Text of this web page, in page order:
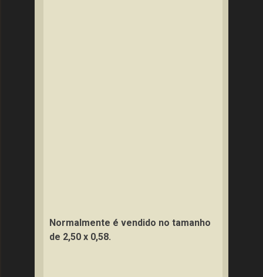
Normalmente é vendido no tamanho
de 2,50 x 0,58.